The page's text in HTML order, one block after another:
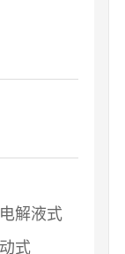
电解液式
式